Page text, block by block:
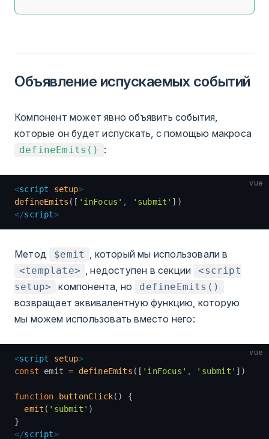
Объявление испускаемых событий
Компонент может явно объявить события,
которые он будет испускать, с помощью макроса
defineEmits() :
vue
<script setup>
defineEmits ([ 'inFocus' , 'submit' ])
</script>
Метод $emit , который мы использовали в
<template> , недоступен в секции
<script
setup>
компонента, но defineEmits()
возвращает эквивалентную функцию, которую
мы можем использовать вместо него:
vue
<script setup>
const emit = defineEmits ([ 'inFocus' , 'submit' ])
function buttonClick() {
  emit
( 'submit' )
}
</script>